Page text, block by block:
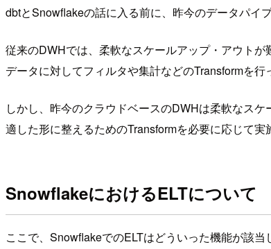
dbtとSnowflakeの話に入る前に、昨今のデータパイ
従来のDWHでは、柔軟なスケールアップ・アウト
データに対してフィルタや集計などのTransformを
しかし、昨今のクラウドベースのDWHは柔軟なス
適した形に整えるためのTransformを必要に応じて実
SnowflakeにおけるELTについて
ここで、SnowflakeでのELTはどういった機能が該